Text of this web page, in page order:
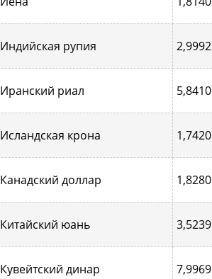
Индийская рупия 2,9992
Иранский риал 5,8410
Исландская крона 1,7420
Канадский доллар 1,8280
Китайский юань 3,5239
Кувейтский динар 7,9969